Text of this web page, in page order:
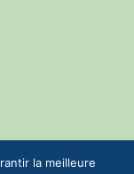
la meilleure